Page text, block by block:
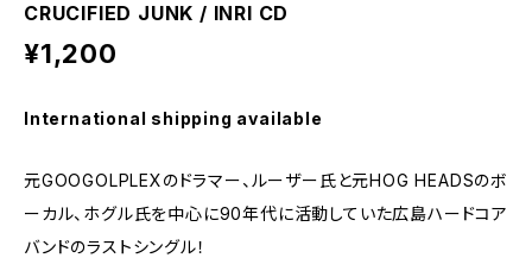
CRUCIFIED JUNK / INRI CD
¥1,200
International shipping available
元GOOGOLPLEXのドラマー、ルーザー氏と元HOG HEADSのボ
ーカル、ホグル氏を中心に90年代に活動していた広島ハードコア
バンドのラストシングル！